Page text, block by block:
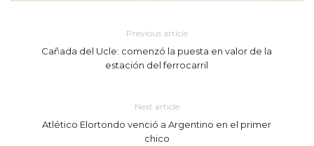
Previous article
Cañada del Ucle: comenzó la puesta en valor de la
estación del ferrocarril
Next article
Atlético Elortondo venció a Argentino en el primer
chico